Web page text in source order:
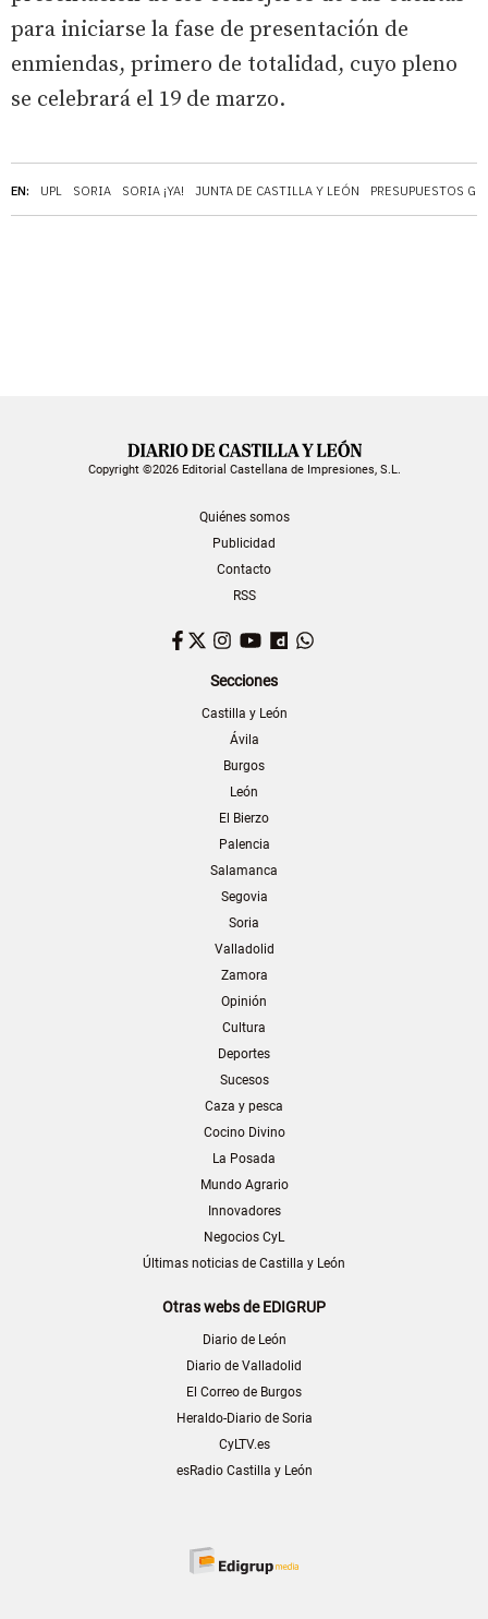
EN: UPL SORIA SORIA ¡YA! JUNTA DE CASTILLA Y LEÓN PRESUPUESTOS
para iniciarse la fase de presentación de
enmiendas, primero de totalidad, cuyo pleno
se celebrará el 19 de marzo.
Copyright ©2026 Editorial Castellana de Impresiones, S.L.
Quiénes somos
Publicidad
Contacto
RSS
Facebook
TwitterInstagram
YouTubeDailymotion
Secciones
Castilla y León
Ávila
Burgos
León
El Bierzo
Palencia
Salamanca
Segovia
Soria
Valladolid
Zamora
Opinión
Cultura
Deportes
Sucesos
Caza y pesca
Cocino Divino
La Posada
Mundo Agrario
Innovadores
Negocios CyL
Últimas noticias de Castilla y León
Otras webs de EDIGRUP
Diario de León
Diario de Valladolid
El Correo de Burgos
Heraldo-Diario de Soria
CyLTV.es
esRadio Castilla y León